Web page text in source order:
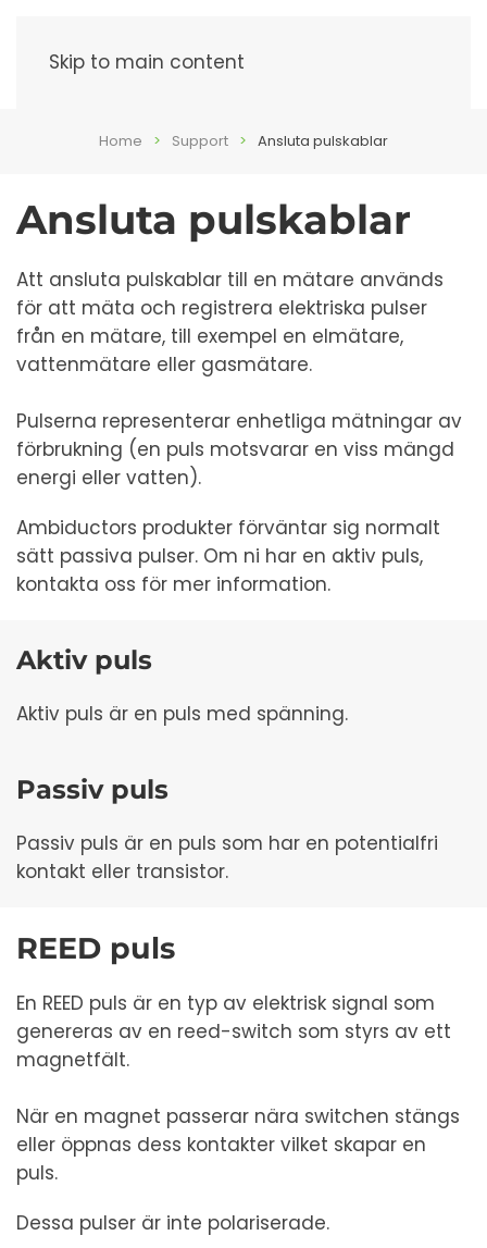
Skip to main content
Home Support Ansluta pulskablar
Ansluta pulskablar
Att ansluta pulskablar till en mätare används
för att mäta och registrera elektriska pulser
från en mätare, till exempel en elmätare,
vattenmätare eller gasmätare.
Pulserna representerar enhetliga mätningar av
förbrukning (en puls motsvarar en viss mängd
energi eller vatten).
Ambiductors produkter förväntar sig normalt
sätt passiva pulser. Om ni har en aktiv puls,
kontakta oss för mer information.
Aktiv puls
Aktiv puls är en puls med spänning.
Passiv puls
Passiv puls är en puls som har en potentialfri
kontakt eller transistor.
REED puls
En REED puls är en typ av elektrisk signal som
genereras av en reed-switch som styrs av ett
magnetfält.
När en magnet passerar nära switchen stängs
eller öppnas dess kontakter vilket skapar en
puls.
Dessa pulser är inte polariserade.